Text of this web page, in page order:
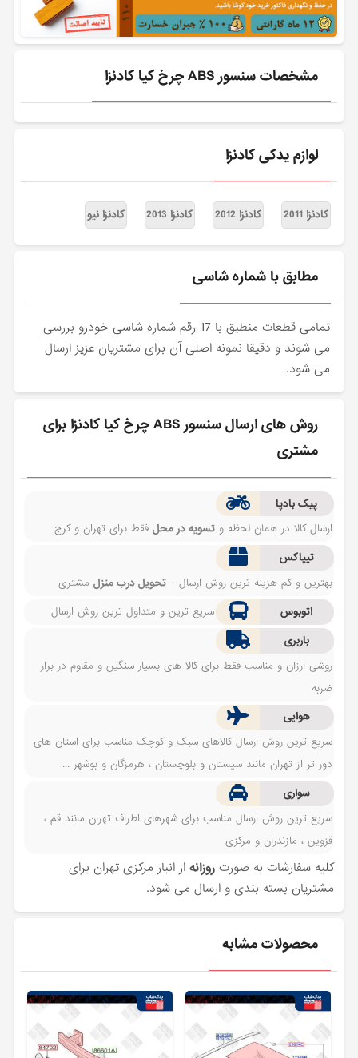
مشخصات سنسور ABS چرخ کیا کادنزا
لوازم یدکی کادنزا
کادنزا 2011 کادنزا 2012 کادنزا 2013 کادنزا نیو
مطابق با شماره شاسی
تمامی قطعات منطبق با 17 رقم شماره شاسی خودرو بررسی
می شوند و دقیقا نمونه اصلی آن برای مشتریان عزیز ارسال
می شود.
روش های ارسال سنسور ABS چرخ کیا کادنزا برای
مشتری
پیک بادپا
ارسال کالا در همان لحظه وتسویه در محل فقط برای تهران و کرج
تیپاکس
بهترین و کم هزینه ترین روش ارسال -تحویل درب منزل مشتری
اتوبوس
سریع ترین و متداول ترین روش ارسال
باربری
روشی ارزان و مناسب فقط برای کالا های بسیار سنگین و مقاوم در برار
ضربه
هوایی
سریع ترین روش ارسال کالاهای سبک و کوچک مناسب برای استان های
دور تر از تهران مانند سیستان و بلوچستان ، هرمزگان و بوشهر ...
سواری
سریع ترین روش ارسال مناسب برای شهرهای اطراف تهران مانند قم ،
قزوین ، مازندران و مرکزی
کلیه سفارشات به صورتروزانه از انبار مرکزی تهران برای
مشتریان بسته بندی و ارسال می شود.
محصولات مشابه